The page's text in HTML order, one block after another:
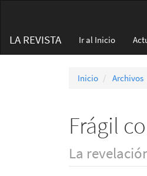
principal
Barra
LA REVISTA Ir al Inicio
Inicio Archivos
Frágil
La